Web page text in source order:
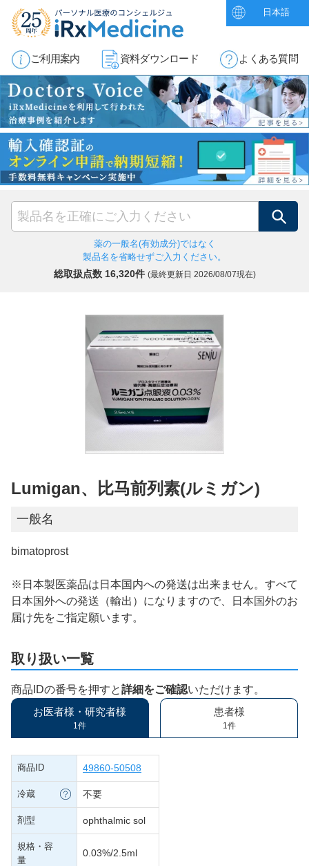
日本語
ご利用案内 資料ダウンロード よくある質問
検索
薬の一般名(有効成分)ではなく
製品名を省略せずご入力ください。
総取扱点数 16,320件 (最終更新日 2026/08/07現在)
Lumigan、比马前列素(ルミガン)
一般名
bimatoprost
※日本製医薬品は日本国内への発送は出来ません。すべて
日本国外への発送（輸出）になりますので、日本国外のお
届け先をご指定願います。
取り扱い一覧
商品IDの番号を押すと詳細をご確認いただけます。
お医者様・研究者様
1件
患者様
1件
商品ID 49860-50508
冷蔵 不要
剤型 ophthalmic sol
規格・容
量
0.03%/2.5ml